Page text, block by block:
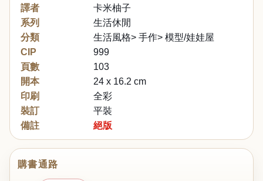
譯者
卡米柚子
系列
生活休閒
分類
生活風格> 手作> 模型/娃娃屋
CIP
999
頁數
103
開本
24 x 16.2 cm
印刷
全彩
裝訂
平裝
備註
絕版
購書通路